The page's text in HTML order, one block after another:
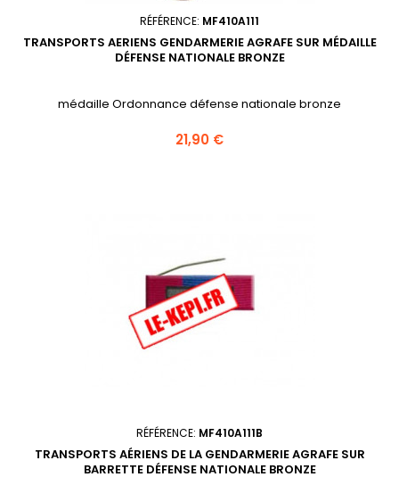
RÉFÉRENCE: MF410A111
TRANSPORTS AERIENS GENDARMERIE AGRAFE SUR MÉDAILLE
DÉFENSE NATIONALE BRONZE
médaille Ordonnance défense nationale bronze
Prix
21,90 €
RÉFÉRENCE: MF410A111B
TRANSPORTS AÉRIENS DE LA GENDARMERIE AGRAFE SUR
BARRETTE DÉFENSE NATIONALE BRONZE